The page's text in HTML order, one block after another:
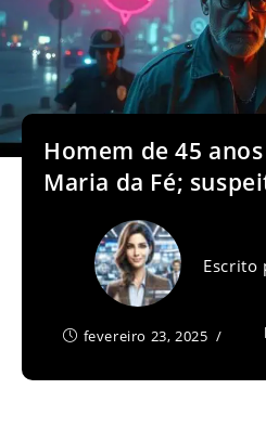
Homem de 45
Maria da Fé;
fevereiro 23, 2025